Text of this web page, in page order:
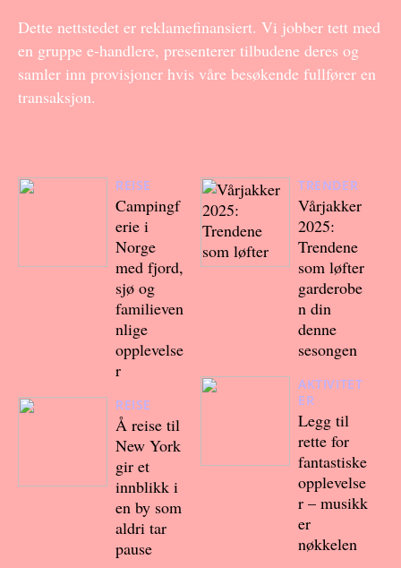
Dette nettstedet er reklamefinansiert. Vi jobber tett med
en gruppe e-handlere, presenterer tilbudene deres og
samler inn provisjoner hvis våre besøkende fullfører en
transaksjon.
REISE
Campingf
erie i
Norge
med fjord,
sjø og
familieven
nlige
opplevelse
r
REISE
Å reise til
New York
gir et
innblikk i
en by som
aldri tar
pause
TRENDER
Vårjakker
2025:
Trendene
som løfter
garderobe
n din
denne
sesongen
AKTIVITET
ER
Legg til
rette for
fantastiske
opplevelse
r – musikk
er
nøkkelen